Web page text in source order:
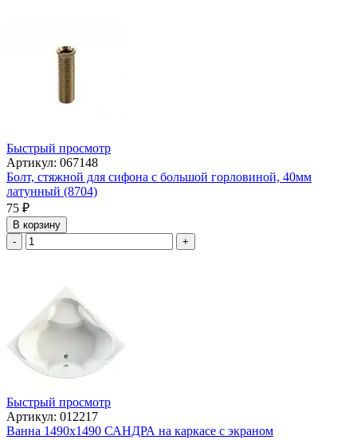
Быстрый просмотр
Артикул: 067148
Болт, стяжной для сифона с большой горловиной, 40мм
латунный (8704)
75 ₽
В корзину
-
+
Быстрый просмотр
Артикул: 012217
Ванна 1490x1490 САНДРА на каркасе с экраном